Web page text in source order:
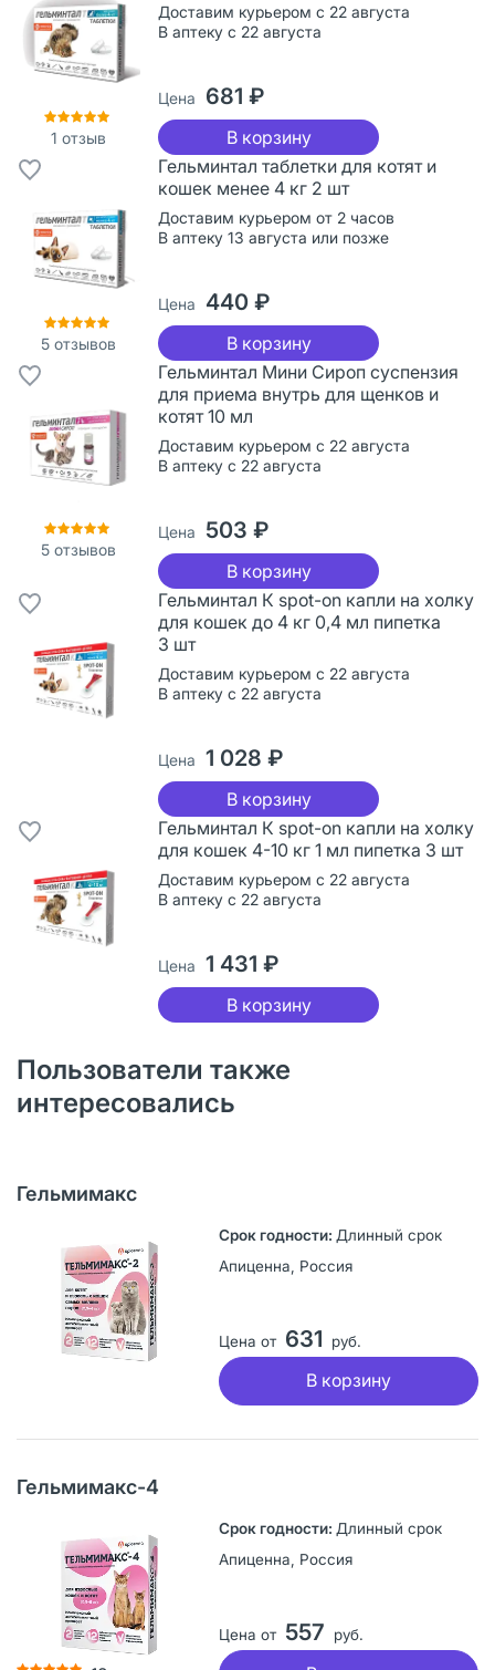
1 отзыв
Доставим курьером с 22 августа
В аптеку с 22 августа
Цена 681 ₽
В корзину
5 отзывов
Гельминтал таблетки для котят и
кошек менее 4 кг 2 шт
Доставим курьером от 2 часов
В аптеку 13 августа или позже
Цена 440 ₽
В корзину
5 отзывов
Гельминтал Мини Сироп суспензия
для приема внутрь для щенков и
котят 10 мл
Доставим курьером с 22 августа
В аптеку с 22 августа
Цена 503 ₽
В корзину
Гельминтал К spot-on капли на холку
для кошек до 4 кг 0,4 мл пипетка
3 шт
Доставим курьером с 22 августа
В аптеку с 22 августа
Цена 1 028 ₽
В корзину
Гельминтал К spot-on капли на холку
для кошек 4-10 кг 1 мл пипетка 3 шт
Доставим курьером с 22 августа
В аптеку с 22 августа
Цена 1 431 ₽
В корзину
Пользователи также
интересовались
Гельмимакс
Длинный срок
Апиценна, Россия
Цена от 631 руб.
В корзину
Гельмимакс-4
Длинный срок
Апиценна, Россия
Цена от 557 руб.